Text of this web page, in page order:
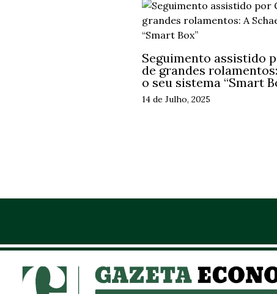
Seguimento assistido
de grandes
o seu sistema “Smart
14 de Julho, 2025